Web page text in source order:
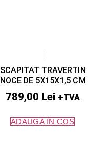
SCAPITAT TRAVERTIN
NOCE DE 5X15X1,5 CM
789,00 Lei +TVA
ADAUGĂ ÎN COȘ